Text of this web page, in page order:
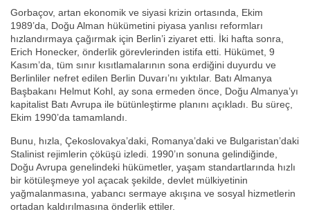
Gorbaçov, artan ekonomik ve siyasi krizin ortasında, Ekim
1989’da, Doğu Alman hükümetini piyasa yanlısı reformları
hızlandırmaya çağırmak için Berlin’i ziyaret etti. İki hafta sonra,
Erich Honecker, önderlik görevlerinden istifa etti. Hükümet, 9
Kasım’da, tüm sınır kısıtlamalarının sona erdiğini duyurdu ve
Berlinliler nefret edilen Berlin Duvarı’nı yıktılar. Batı Almanya
Başbakanı Helmut Kohl, ay sona ermeden önce, Doğu Almanya’yı
kapitalist Batı Avrupa ile bütünleştirme planını açıkladı. Bu süreç,
Ekim 1990’da tamamlandı.
Bunu, hızla, Çekoslovakya’daki, Romanya’daki ve Bulgaristan’daki
Stalinist rejimlerin çöküşü izledi. 1990’ın sonuna gelindiğinde,
Doğu Avrupa genelindeki hükümetler, yaşam standartlarında hızlı
bir kötüleşmeye yol açacak şekilde, devlet mülkiyetinin
yağmalanmasına, yabancı sermaye akışına ve sosyal hizmetlerin
ortadan kaldırılmasına önderlik ettiler.